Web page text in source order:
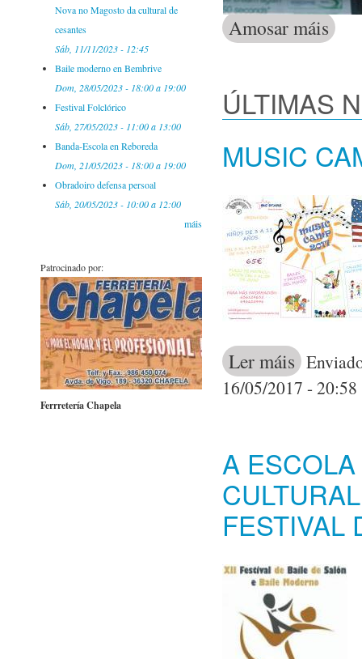
Nova no Magosto da cultural de
cesantes
Sáb, 11/11/2023 - 12:45
Baile moderno en Bembrive
Dom, 28/05/2023 - 18:00a 19:00
Festival Folclórico
Sáb, 27/05/2023 - 11:00a 13:00
Banda-Escola en Reboreda
Dom, 21/05/2023 - 18:00a 19:00
Obradoiro defensa persoal
Sáb, 20/05/2023 - 10:00a 12:00
máis
Patrocinado por:
Ferrretería Chapela
Amosar máis
ÚLTIMAS
MUSIC
Ler máis acerca de
16/05/2017 - 20:58
A
FESTIVAL